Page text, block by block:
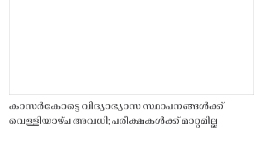
കാസർകോട്ടെ വിദ്യാഭ്യാസ സ്ഥാപനങ്ങൾക്ക്
വെള്ളിയാഴ്ച അവധി; പരീക്ഷകൾക്ക് മാറ്റമില്ല